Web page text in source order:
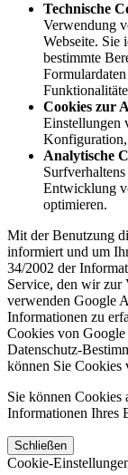
Technische
Verwendung
Webseite. Sie
bestimmte
Cookies zur
Einstellungen
Konfiguration,
Analytische
Entwicklung
optimieren.
Mit der Benutzung
informiert und um
34/2002 der
Service, den wir zur
verwenden Google
Informationen zu
Cookies von
Datenschutz-
können Sie Cookies
Sie können Cookies
Informationen Ihres
Schließen
Cookie-